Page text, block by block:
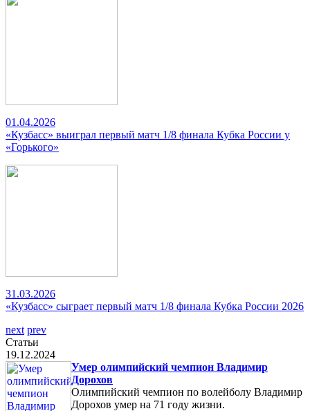
01.04.2026
«Кузбасс» выиграл первый матч 1/8 финала Кубка России у
«Горького»
31.03.2026
«Кузбасс» сыграет первый матч 1/8 финала Кубка России 2026
next prev
Статьи
19.12.2024
Умер олимпийский чемпион Владимир
Дорохов
Олимпийский чемпион по волейболу Владимир
Дорохов умер на 71 году жизни.